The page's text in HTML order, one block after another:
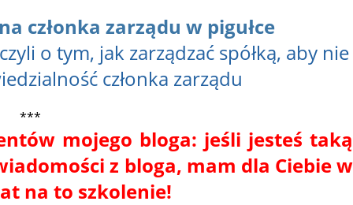
członka zarządu w pigułce
o tym, jak zarządzać spółką, aby nie
członka zarządu
***
mojego bloga: jeśli jesteś taką
z bloga, mam dla Ciebie w
na to szkolenie!